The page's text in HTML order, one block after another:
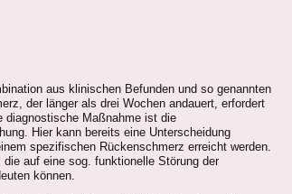
aus klinischen Befunden und so genannten
der länger als drei Wochen andauert, erfordert
diagnostische Maßnahme ist die
Hier kann bereits eine Unterscheidung
spezifischen Rückenschmerz erreicht werden.
auf eine sog. funktionelle Störung der
können.